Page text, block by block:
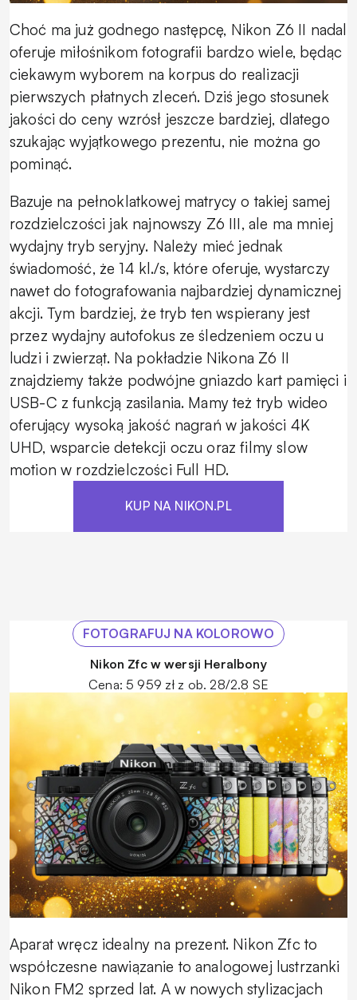
Choć ma już godnego następcę, Nikon Z6 II nadal
oferuje miłośnikom fotografii bardzo wiele, będąc
ciekawym wyborem na korpus do realizacji
pierwszych płatnych zleceń. Dziś jego stosunek
jakości do ceny wzrósł jeszcze bardziej, dlatego
szukając wyjątkowego prezentu, nie można go
pominąć.
Bazuje na pełnoklatkowej matrycy o takiej samej
rozdzielczości jak najnowszy Z6 III, ale ma mniej
wydajny tryb seryjny. Należy mieć jednak
świadomość, że 14 kl./s, które oferuje, wystarczy
nawet do fotografowania najbardziej dynamicznej
akcji. Tym bardziej, że tryb ten wspierany jest
przez wydajny autofokus ze śledzeniem oczu u
ludzi i zwierząt. Na pokładzie Nikona Z6 II
znajdziemy także podwójne gniazdo kart pamięci i
USB-C z funkcją zasilania. Mamy też tryb wideo
oferujący wysoką jakość nagrań w jakości 4K
UHD, wsparcie detekcji oczu oraz filmy slow
motion w rozdzielczości Full HD.
KUP NA NIKON.PL
FOTOGRAFUJ NA KOLOROWO
Nikon Zfc w wersji Heralbony
Cena: 5 959 zł z ob. 28/2.8 SE
Aparat wręcz idealny na prezent. Nikon Zfc to
współczesne nawiązanie to analogowej lustrzanki
Nikon FM2 sprzed lat. A w nowych stylizacjach